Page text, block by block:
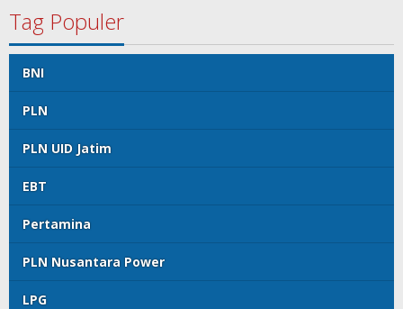
Tag Populer
BNI
PLN
PLN UID Jatim
EBT
Pertamina
PLN Nusantara Power
LPG